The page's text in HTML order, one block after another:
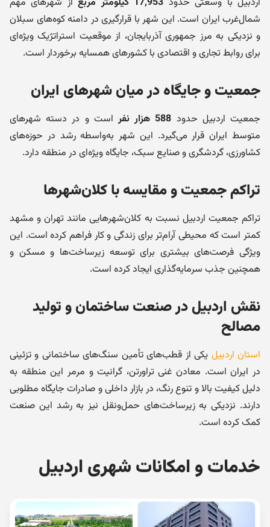
شمال‌غرب ایران است. این شهر با قرارگیری در دامنه کوه‌های سبلان
و نزدیکی به مرز جمهوری آذربایجان، از موقعیت استراتژیک ویژه‌ای
برای روابط تجاری و اقتصادی با کشورهای همسایه برخوردار است.
جمعیت و جایگاه در میان شهرهای ایران
جمعیت اردبیل حدود 588 هزار نفر
است و در دسته شهرهای
متوسط ایران قرار می‌گیرد. این شهر به‌واسطه رشد در حوزه‌های
کشاورزی، گردشگری و صنایع سبک، جایگاه ویژه‌ای در منطقه دارد.
تراکم جمعیت و مقایسه با کلان‌شهرها
تراکم جمعیت اردبیل نسبت به کلان‌شهرهایی مانند تهران و مشهد
کمتر است که محیطی آرام‌تر برای زندگی و کار فراهم کرده است. این
ویژگی فرصت‌های بیشتری برای توسعه زیرساخت‌ها و مسکن و
همچنین جذب سرمایه‌گذاری ایجاد کرده است.
نقش اردبیل در صنعت ساختمان و تولید
مصالح
استان اردبیل یکی از قطب‌های تأمین سنگ‌های ساختمانی و تزئینی
در ایران است. معادن غنی تراورتن، گرانیت و مرمر این منطقه به
دلیل کیفیت بالا و تنوع رنگ، در بازار داخلی و صادرات جایگاه مطلوبی
دارند. نزدیکی به زیرساخت‌های حمل‌ونقل نیز به رشد این صنعت
کمک کرده است.
خدمات و امکانات شهری اردبیل